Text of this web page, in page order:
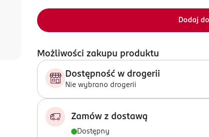
Dodaj
Możliwości zakupu produktu
Dostępność w drogerii
Nie wybrano drogerii
Zamów z dostawą
Dostępny